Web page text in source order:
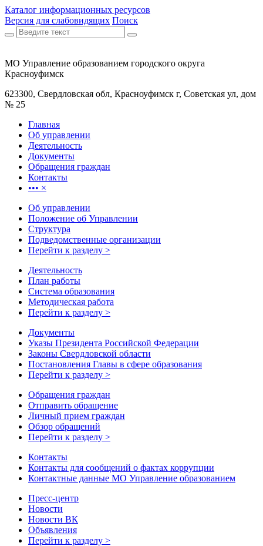
Каталог информационных ресурсов
Версия для слабовидящих Поиск
МО Управление образованием городского округа
Красноуфимск
623300, Свердловская обл, Красноуфимск г, Советская ул, дом
№ 25
Главная
Об управлении
Деятельность
Документы
Обращения граждан
Контакты
••• ×
Об управлении
Положение об Управлении
Структура
Подведомственные организации
Перейти к разделу >
Деятельность
План работы
Система образования
Методическая работа
Перейти к разделу >
Документы
Указы Президента Российской Федерации
Законы Свердловской области
Постановления Главы в сфере образования
Перейти к разделу >
Обращения граждан
Отправить обращение
Личный прием граждан
Обзор обращений
Перейти к разделу >
Контакты
Контакты для сообщений о фактах коррупции
Контактные данные МО Управление образованием
Пресс-центр
Новости
Новости ВК
Объявления
Перейти к разделу >